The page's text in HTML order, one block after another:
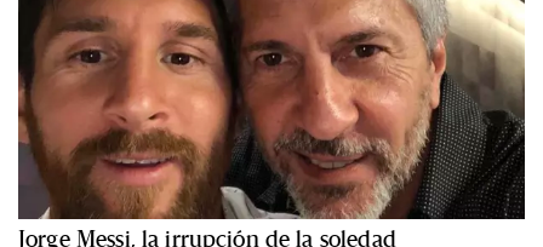
Jorge Messi, la irrupción de la soledad